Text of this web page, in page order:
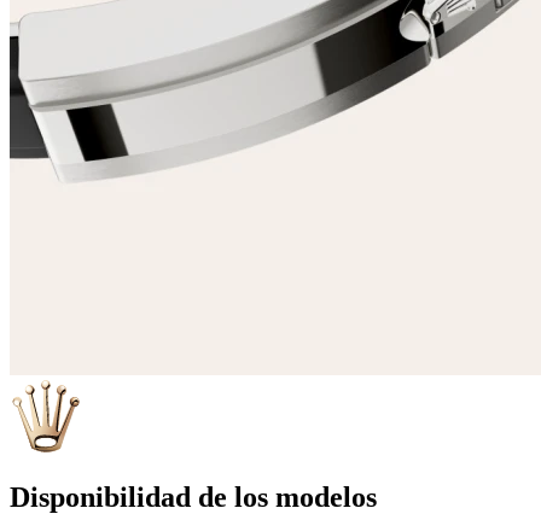
Disponibilidad de los modelos